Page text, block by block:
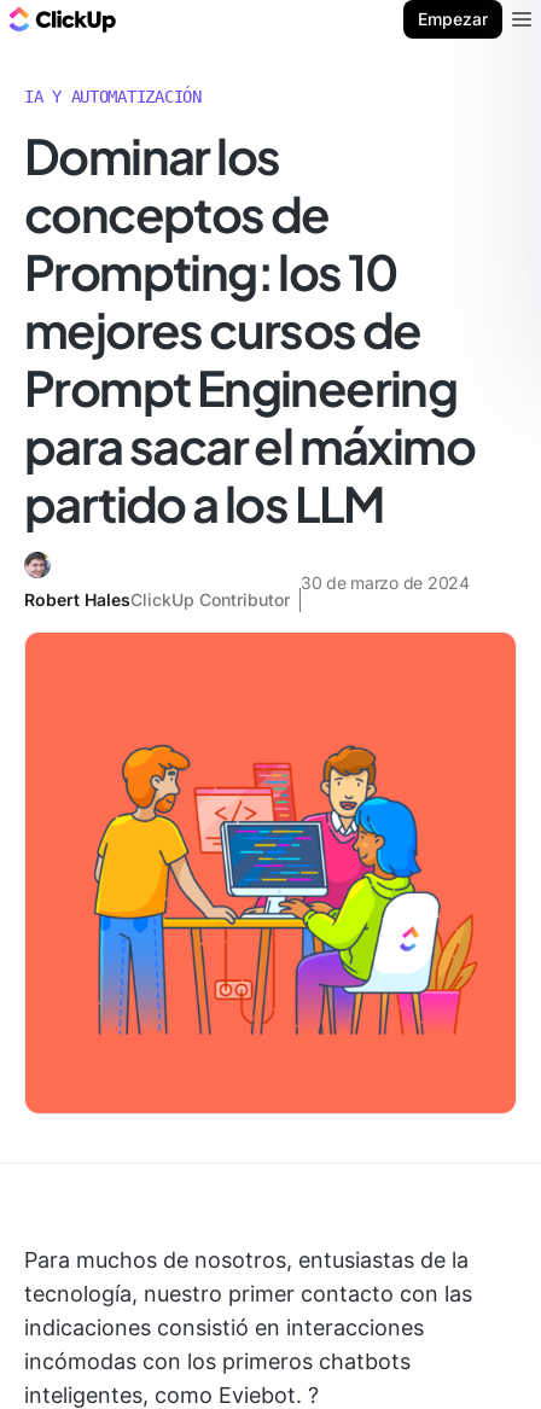
Empezar
IA Y AUTOMATIZACIÓN
Dominar los
conceptos de
Prompting: los 10
mejores cursos de
Prompt Engineering
para sacar el máximo
partido a los LLM
Robert HalesClickUp Contributor
30 de marzo de 2024
Para muchos de nosotros, entusiastas de la
tecnología, nuestro primer contacto con las
indicaciones consistió en interacciones
incómodas con los primeros chatbots
inteligentes, como Eviebot. ?